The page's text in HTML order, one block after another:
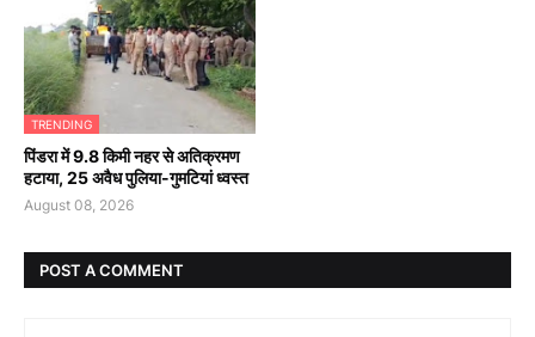
TRENDING
पिंडरा में 9.8 किमी नहर से अतिक्रमण
हटाया, 25 अवैध पुलिया-गुमटियां ध्वस्त
August 08, 2026
POST A COMMENT